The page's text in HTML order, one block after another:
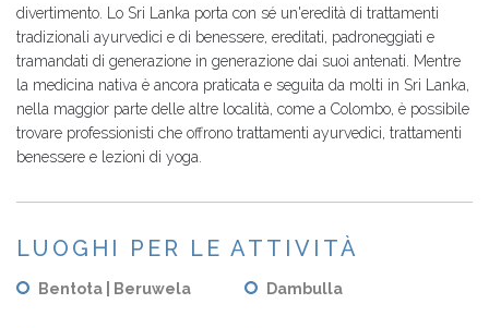
divertimento. Lo Sri Lanka porta con sé un'eredità di trattamenti
tradizionali ayurvedici e di benessere, ereditati, padroneggiati e
tramandati di generazione in generazione dai suoi antenati. Mentre
la medicina nativa è ancora praticata e seguita da molti in Sri Lanka,
nella maggior parte delle altre località, come a Colombo, è possibile
trovare professionisti che offrono trattamenti ayurvedici, trattamenti
benessere e lezioni di yoga.
LUOGHI PER LE ATTIVITÀ
Bentota | Beruwela Dambulla